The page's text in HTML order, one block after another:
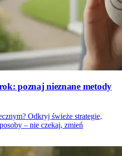
poznaj nieznane metody
Odkryj świeże strategie,
– nie czekaj, zmień